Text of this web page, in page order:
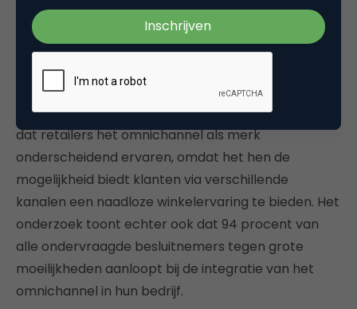
Organisatorische, operationele en technologische
uitdagingen belemmeren retailers om aan de
verwachtingen van de klant te voldoen, namelijk
het bieden van een naadloze shopping ervaring via
alle kanalen en touchpoints. Deze studie laat zien
dat retailers het omnichannel als merk
onderscheidend ervaren, omdat het hen de
mogelijkheid biedt klanten via verschillende
kanalen een naadloze winkelervaring te bieden. Het
onderzoek toont echter ook dat 94 procent van
alle ondervraagde besluitnemers tegen grote
moeilijkheden aanloopt bij de integratie van het
omnichannel in hun bedrijf.